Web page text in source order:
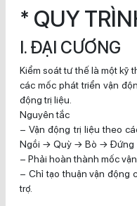
* QUY
I. ĐẠI CƯƠNG
Kiểm soát tư thế là một kỹ
các mốc phát triển vận
động trị liệu.
Nguyên tắc
– Vận động trị liệu theo
Ngồi → Quỳ → Bò → Đứng
– Phải hoàn thành mốc
– Chỉ tạo thuận vận động
trợ.